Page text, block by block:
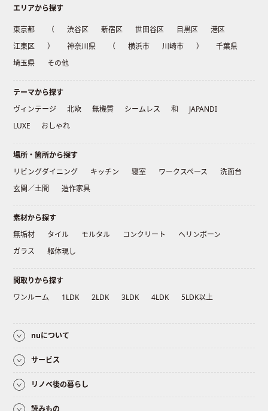
エリアから探す
東京都 （ 渋谷区 新宿区 世田谷区 目黒区
港区
江東区
） 神奈川県 （ 横浜市 川崎市 ）
千葉県
埼玉県
その他
テーマから探す
ヴィンテージ
北欧 無機質 シームレス 和
JAPANDI
LUXE
おしゃれ
場所・箇所から探す
リビングダイニング
キッチン 寝室 ワークスペース
洗面台
玄関／土間
造作家具
素材から探す
無垢材
タイル モルタル コンクリート
ヘリンボーン
ガラス
躯体現し
間取りから探す
ワンルーム
1LDK 2LDK 3LDK 4LDK 5LDK以上
nuについて
サービス
リノベ後の暮らし
読みもの